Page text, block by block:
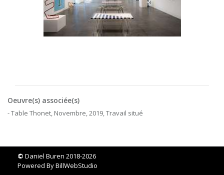
Oeuvre(s) associée(s)
- Table Thonet, Novembre, 2019, Travail situé
© Daniel Buren 2018-2026
Powered ByBillWebStudio